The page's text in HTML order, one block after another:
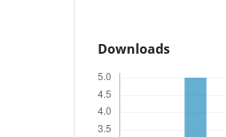
Downloads